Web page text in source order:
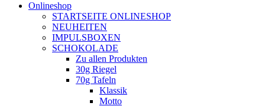
Onlineshop
STARTSEITE ONLINESHOP
NEUHEITEN
IMPULSBOXEN
SCHOKOLADE
Zu allen Produkten
30g Riegel
70g Tafeln
Klassik
Motto